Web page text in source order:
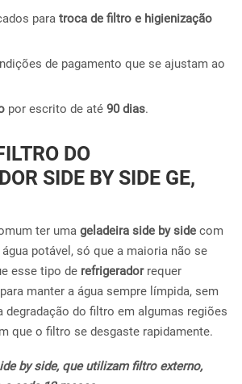
para troca de filtro e higienização
de pagamento que se ajustam ao
por escrito de até 90 dias.
DO
SIDE BY SIDE GE,
ter uma geladeira side by side com
potável, só que a maioria não se
esse tipo de refrigeradorrequer
manter a água sempre límpida, sem
degradação do filtro em algumas regiões
que o filtro se desgaste rapidamente.
by side, que utilizam filtro externo,